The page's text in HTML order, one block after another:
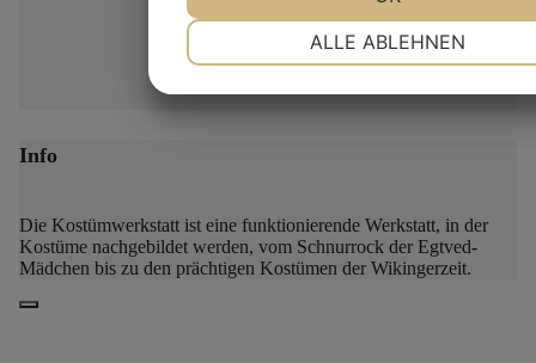
Info
Die Kostümwerkstatt ist eine funktionierende Werkstatt, in der
Kostüme nachgebildet werden, vom Schnurrock der Egtved-
Mädchen bis zu den prächtigen Kostümen der Wikingerzeit.
ALLE ABLEHNEN